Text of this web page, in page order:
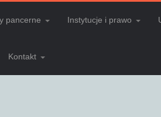
pancerne Instytucje i prawo
Kontakt